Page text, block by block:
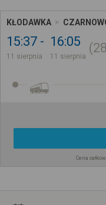
KŁODAWKA
15:37
11 sierpnia
16:05
11 sierpnia
Cena